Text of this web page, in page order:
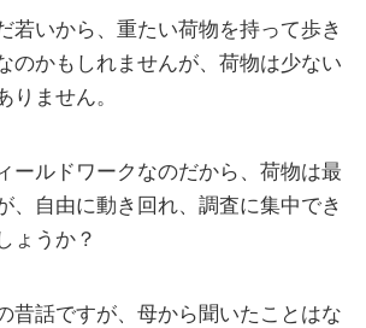
若いから、重たい荷物を持って歩き
のかもしれませんが、荷物は少ない
りません。
ールドワークなのだから、荷物は最
、自由に動き回れ、調査に集中でき
ょうか？
昔話ですが、母から聞いたことはな